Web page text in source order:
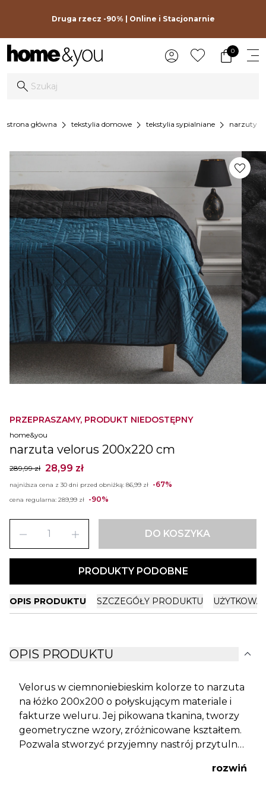
Druga rzecz -90% | Online i Stacjonarnie
0
strona główna chevron_right tekstylia domowe chevron_right tekstylia sypialniane chevron_right narzuty
PRZEPRASZAMY, PRODUKT NIEDOSTĘPNY
home&you
narzuta velorus 200x220 cm
289,99 zł 28,99 zł
najniższa cena z 30 dni przed obniżką: 86,99 zł -67%
cena regularna: 289,99 zł -90%
remove add DO KOSZYKA
PRODUKTY PODOBNE
favorite
OPIS PRODUKTU SZCZEGÓŁY PRODUKTU
OPIS PRODUKTU expand_more
Velorus w ciemnoniebieskim kolorze to narzuta
na łóżko 200x200 o połyskującym materiale i
fakturze weluru. Jej pikowana tkanina, tworzy
geometryczne wzory, zróżnicowane kształtem.
Pozwala stworzyć przyjemny nastrój przytulnej
schowaniu pościeli pod narzuta, łóżko wygląda
rozwiń